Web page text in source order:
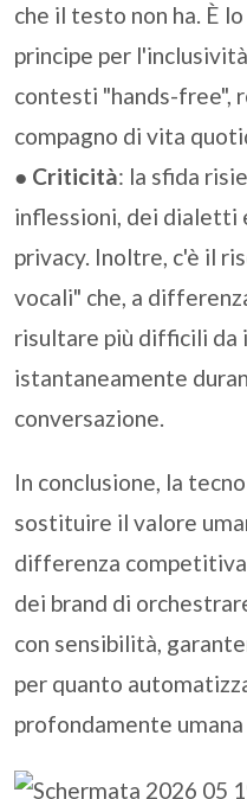
che il testo non ha. È
principe per
contesti "hands-free",
compagno di vita
● Criticità: la sfida
inflessioni, dei dialetti
privacy. Inoltre, c'è il
vocali" che, a
risultare più difficili da
istantaneamente
conversazione.
In conclusione, la
sostituire il valore
differenza
dei brand di
con sensibilità,
per quanto
profondamente